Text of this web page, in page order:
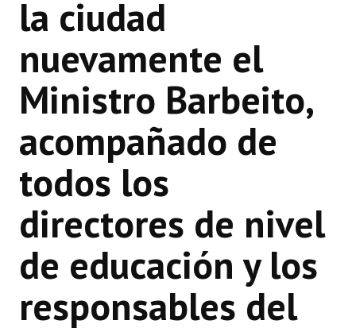
la ciudad
nuevamente el
Ministro Barbeito,
acompañado de
todos los
directores de nivel
de educación y los
responsables del